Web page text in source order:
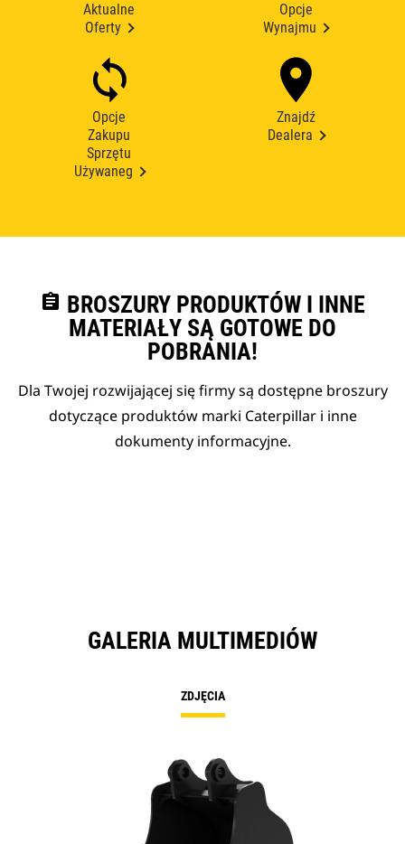
Aktualne
Oferty
Opcje
Wynajmu
Opcje
Zakupu
Sprzętu
Używaneg
Znajdź
Dealera
assignment BROSZURY PRODUKTÓW I INNE
MATERIAŁY SĄ GOTOWE DO
POBRANIA!
Dla Twojej rozwijającej się firmy są dostępne broszury
dotyczące produktów marki Caterpillar i inne
dokumenty informacyjne.
GALERIA MULTIMEDIÓW
ZDJĘCIA